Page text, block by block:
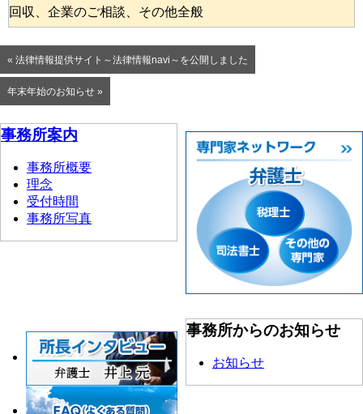
回収、企業のご相談、その他全般
« 法律情報提供サイト～法律情報navi～を公開しました
年末年始のお知らせ »
事務所案内
事務所概要
理念
受付時間
事務所写真
事務所からのお知らせ
お知らせ